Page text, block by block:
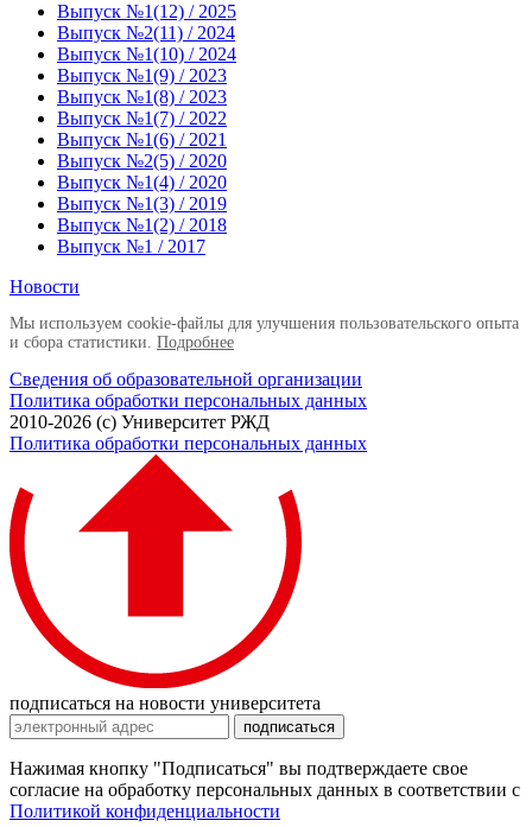
Выпуск №1(12) / 2025
Выпуск №2(11) / 2024
Выпуск №1(10) / 2024
Выпуск №1(9) / 2023
Выпуск №1(8) / 2023
Выпуск №1(7) / 2022
Выпуск №1(6) / 2021
Выпуск №2(5) / 2020
Выпуск №1(4) / 2020
Выпуск №1(3) / 2019
Выпуск №1(2) / 2018
Выпуск №1 / 2017
Новости
Мы используем cookie-файлы для улучшения пользовательского опыта
и сбора статистики. Подробнее
Сведения об образовательной организации
Политика обработки персональных данных
2010-2026 (с) Университет РЖД
Политика обработки персональных данных
подписаться на новости университета
подписаться
Нажимая кнопку "Подписаться" вы подтверждаете свое
согласие на обработку персональных данных в соответствии с
Политикой конфиденциальности